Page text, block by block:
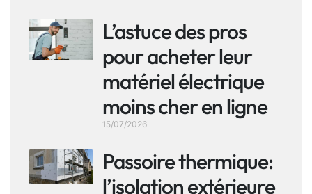
L’astuce des pros
pour acheter leur
matériel électrique
moins cher en ligne
15/07/2026
Passoire thermique:
l’isolation extérieure